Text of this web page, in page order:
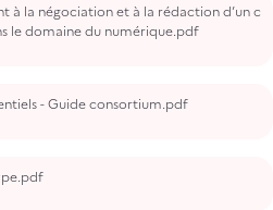
à la négociation et à la rédaction d’un c
le domaine du numérique.pdf
- Guide consortium.pdf